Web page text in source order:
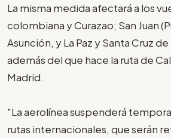
La misma medida afectará a los
colombiana y Curazao; San Juan
Asunción, y La Paz y Santa Cruz
además del que hace la ruta de
Madrid.
"La aerolínea suspenderá
rutas internacionales, que serán